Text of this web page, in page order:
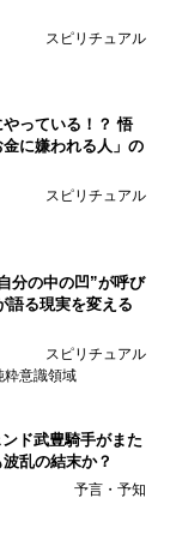
スピリチュアル
っている！？ 悟
に嫌われる人」の
スピリチュアル
分の中の凹”が呼び
語る現実を変える
スピリチュアル
粋意識領域
ド武豊騎手がまた
乱の結末か？
予言・予知